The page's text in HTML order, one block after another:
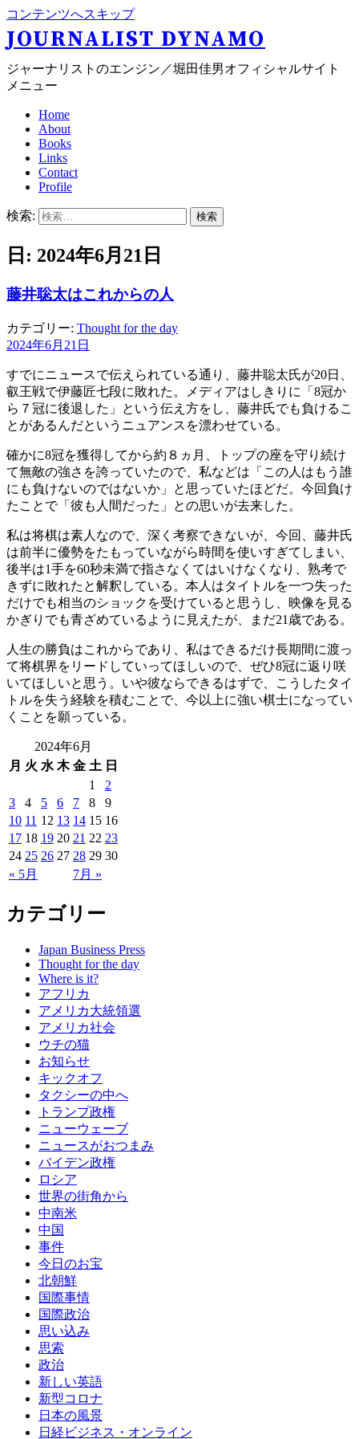
コンテンツへスキップ
JOURNALIST DYNAMO
ジャーナリストのエンジン／堀田佳男オフィシャルサイト
メニュー
Home
About
Books
Links
Contact
Profile
検索:
日: 2024年6月21日
藤井聡太はこれからの人
カテゴリー: Thought for the day
2024年6月21日
すでにニュースで伝えられている通り、藤井聡太氏が20日、
叡王戦で伊藤匠七段に敗れた。メディアはしきりに「8冠か
ら７冠に後退した」という伝え方をし、藤井氏でも負けるこ
とがあるんだというニュアンスを漂わせている。
確かに8冠を獲得してから約８ヵ月、トップの座を守り続け
て無敵の強さを誇っていたので、私などは「この人はもう誰
にも負けないのではないか」と思っていたほどだ。今回負け
たことで「彼も人間だった」との思いが去来した。
私は将棋は素人なので、深く考察できないが、今回、藤井氏
は前半に優勢をたもっていながら時間を使いすぎてしまい、
後半は1手を60秒未満で指さなくてはいけなくなり、熟考で
きずに敗れたと解釈している。本人はタイトルを一つ失った
だけでも相当のショックを受けていると思うし、映像を見る
かぎりでも青ざめているように見えたが、まだ21歳である。
人生の勝負はこれからであり、私はできるだけ長期間に渡っ
て将棋界をリードしていってほしいので、ぜひ8冠に返り咲
いてほしいと思う。いや彼ならできるはずで、こうしたタイ
トルを失う経験を積むことで、今以上に強い棋士になってい
くことを願っている。
2024年6月
月 火 水 木 金 土 日
« 5月 7月 »
1
2
3
4 5 6 7 8
9
10 11 12 13 14 15 16
17 18 19 20 21 22 23
24 25 26 27 28 29 30
カテゴリー
Japan Business Press
Thought for the day
Where is it?
アフリカ
アメリカ大統領選
アメリカ社会
ウチの猫
お知らせ
キックオフ
タクシーの中へ
トランプ政権
ニューウェーブ
ニュースがおつまみ
バイデン政権
ロシア
世界の街角から
中南米
中国
事件
今日のお宝
北朝鮮
国際事情
国際政治
思い込み
思索
政治
新しい英語
新型コロナ
日本の風景
日経ビジネス・オンライン